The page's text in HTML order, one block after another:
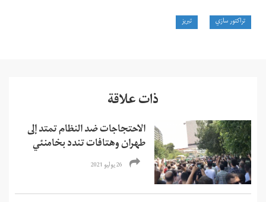
تراكتور سازي تبريز
ذات علاقة
الاحتجاجات ضد النظام تمتد إلى
طهران وهتافات تندد بخامنئي
26 يوليو 2021